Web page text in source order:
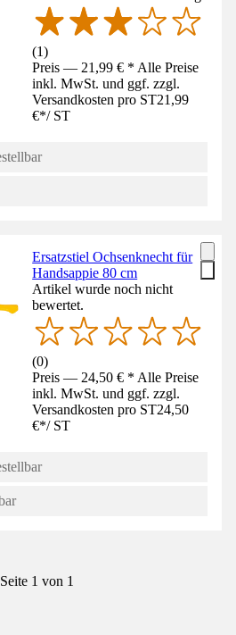
(1)
Preis — 21,99 € * Alle Preise
inkl. MwSt. und ggf. zzgl.
Versandkosten pro ST21,99
€*/ ST
Ersatzstiel Ochsenknecht für
Handsappie 80 cm
Artikel wurde noch nicht
bewertet.
(0)
Preis — 24,50 € * Alle Preise
inkl. MwSt. und ggf. zzgl.
Versandkosten pro ST24,50
€*/ ST
Seite 1 von 1